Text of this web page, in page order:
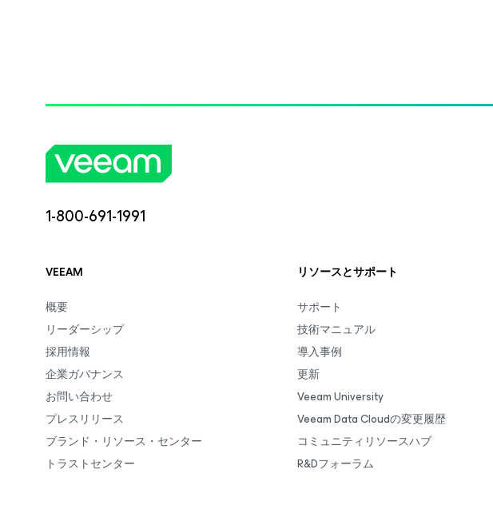
1-800-691-1991
VEEAM
概要
リーダーシップ
採用情報
企業ガバナンス
お問い合わせ
プレスリリース
ブランド・リソース・センター
トラストセンター
リソースとサポート
サポート
技術マニュアル
導入事例
更新
Veeam University
Veeam Data Cloudの変更履歴
コミュニティリソースハブ
R&Dフォーラム